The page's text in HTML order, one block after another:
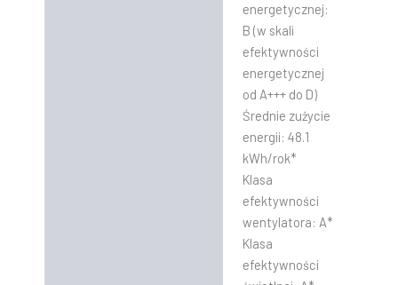
energetycznej:
B (w skali
efektywności
energetycznej
od A+++ do D)
Średnie zużycie
energii: 48.1
kWh/rok*
Klasa
efektywności
wentylatora: A*
Klasa
efektywności